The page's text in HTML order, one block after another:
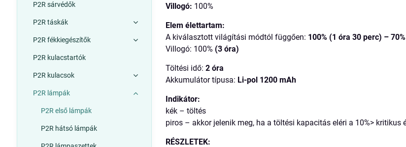
Villogó: 100%
Elem élettartam:
A kiválasztott világítási módtól függően: 100% (1 óra 30 perc) –
Villogó: 100% (3 óra)
Töltési idő:2 óra
Akkumulátor típusa: Li-pol 1200 mAh
Indikátor:
kék – töltés
piros – akkor jelenik meg, ha a töltési kapacitás eléri a 10%> kritikus
RÉSZLETEK:
P2R sárvédők
P2R táskák
P2R fékkiegészítők
P2R kulacstartók
P2R kulacsok
P2R lámpák
P2R első lámpák
P2R hátsó lámpák